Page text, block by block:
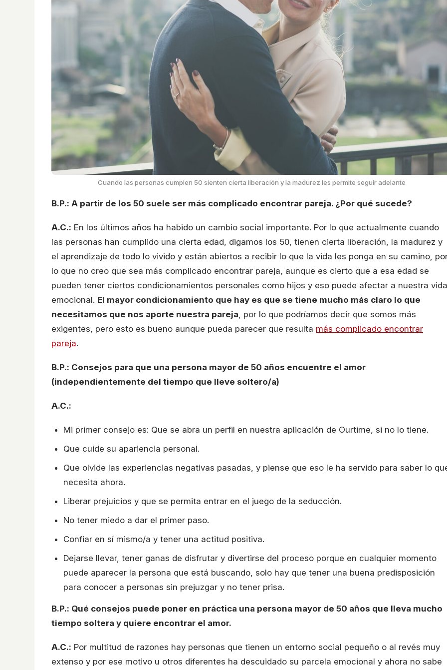
Cuando las personas cumplen 50 sienten cierta liberación y la madurez les permite seguir adelante
B.P.: A partir de los 50 suele ser más complicado encontrar pareja. ¿Por qué sucede?
A.C.: En los últimos años ha habido un cambio social importante. Por lo que actualmente cuando
las personas han cumplido una cierta edad, digamos los 50, tienen cierta liberación, la madurez y
el aprendizaje de todo lo vivido y están abiertos a recibir lo que la vida les ponga en su camino,
lo que no creo que sea más complicado encontrar pareja, aunque es cierto que a esa edad se
pueden tener ciertos condicionamientos personales como hijos y eso puede afectar a nuestra vida
emocional. El mayor condicionamiento que hay es que se tiene mucho más claro lo que
necesitamos que nos aporte nuestra pareja, por lo que podríamos decir que somos más
exigentes, pero esto es bueno aunque pueda parecer que resulta más complicado encontrar
pareja.
B.P.: Consejos para que una persona mayor de 50 años encuentre el amor
(independientemente del tiempo que lleve soltero/a)
A.C.:
Mi primer consejo es: Que se abra un perfil en nuestra aplicación de Ourtime, si no lo tiene.
Que cuide su apariencia personal.
Que olvide las experiencias negativas pasadas, y piense que eso le ha servido para saber lo
necesita ahora.
Liberar prejuicios y que se permita entrar en el juego de la seducción.
No tener miedo a dar el primer paso.
Confiar en sí mismo/a y tener una actitud positiva.
Dejarse llevar, tener ganas de disfrutar y divertirse del proceso porque en cualquier momento
puede aparecer la persona que está buscando, solo hay que tener una buena predisposición
para conocer a personas sin prejuzgar y no tener prisa.
B.P.: Qué consejos puede poner en práctica una persona mayor de 50 años que lleva mucho
tiempo soltera y quiere encontrar el amor.
A.C.: Por multitud de razones hay personas que tienen un entorno social pequeño o al revés muy
extenso y por ese motivo u otros diferentes ha descuidado su parcela emocional y ahora no sabe